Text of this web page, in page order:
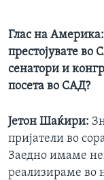
Глас на Америка:
престојувате
сенатори и
посета во САД?
Јетон Шаќири:
пријатели во
Заедно имаме
реализираме во